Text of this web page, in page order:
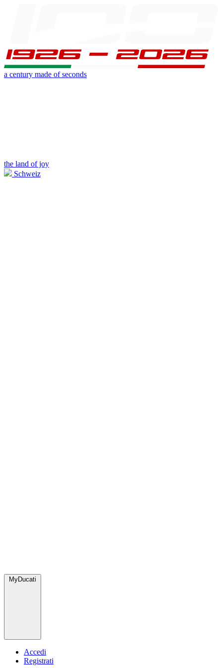
a century made of seconds
the land of joy
Schweiz
MyDucati
Accedi
Registrati